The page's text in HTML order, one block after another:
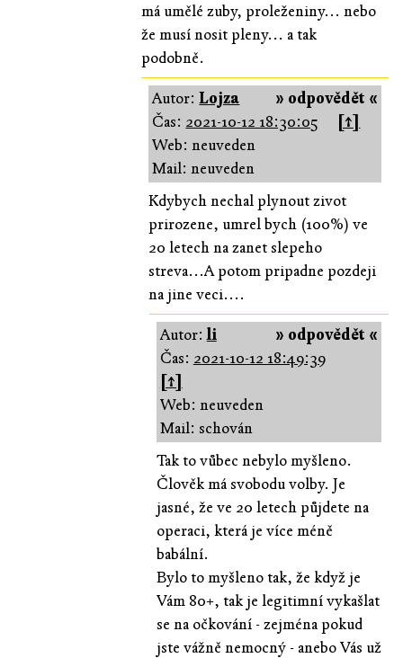
má umělé zuby, proleženiny... nebo
že musí nosit pleny... a tak
podobně.
» odpovědět «
Autor:Lojza
Čas: 2021-10-12 18:30:05
[↑]
Web: neuveden
Mail: neuveden
Kdybych nechal plynout zivot
prirozene, umrel bych (100%) ve
20 letech na zanet slepeho
streva...A potom pripadne pozdeji
na jine veci....
» odpovědět «
Autor:li
Čas: 2021-10-12 18:49:39
[↑]
Web: neuveden
Mail: schován
Tak to vůbec nebylo myšleno.
Člověk má svobodu volby. Je
jasné, že ve 20 letech půjdete na
operaci, která je více méně
babální.
Bylo to myšleno tak, že když je
Vám 80+, tak je legitimní vykašlat
se na očkování - zejména pokud
jste vážně nemocný - anebo Vás už